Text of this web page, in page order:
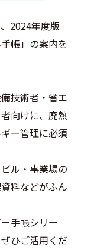
2024年度版
帳」の案内を
技術者・省エ
向けに、廃熱
ー管理に必須
ル・事業場の
料などがふん
手帳シリー
ひご活用くだ